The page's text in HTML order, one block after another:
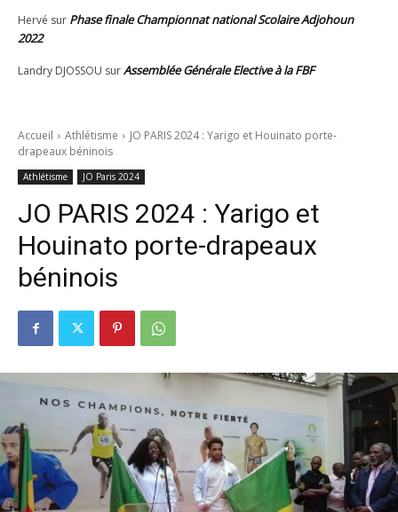
Hervé sur Phase finale Championnat national Scolaire Adjohoun
2022
Landry DJOSSOU surAssemblée Générale Elective à la FBF